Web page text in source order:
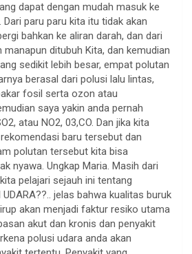
dapat dengan mudah masuk ke
paru paru kita itu tidak akan
bahkan ke aliran darah, dan dari
ditubuh Kita, dan kemudian
sedikit lebih besar, empat polutan
berasal dari polusi lalu lintas,
fosil serta ozon atau
saya yakin anda pernah
atau NO2, 03,CO. Dan jika kita
baru tersebut dan
polutan tersebut kita bisa
nyawa. Ungkap Maria. Masih dari
pelajari sejauh ini tentang
UDARA??.. jelas bahwa kualitas buruk
akan menjadi faktur resiko utama
akut dan kronis dan penyakit
polusi udara anda akan